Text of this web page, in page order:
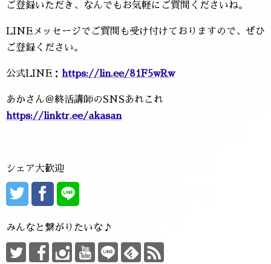
ご登録いただき、なんでもお気軽にご質問くださいね。
LINEメッセージでご質問も受け付けておりますので、ぜひ
ご登録ください。
公式LINE： https://lin.ee/81F5wRw
あかさん＠終活講師のSNSあれこれ
https://linktr.ee/akasan
シェア大歓迎
みんなと繋がりたいな♪